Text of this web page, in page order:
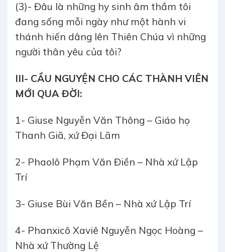
(3)- Đâu là những hy sinh âm thầm tôi
đang sống mỗi ngày như một hành vi
thánh hiến dâng lên Thiên Chúa vì những
người thân yêu của tôi?
III- CẦU NGUYỆN CHO CÁC THÀNH VIÊN
MỚI QUA ĐỜI:
1- Giuse Nguyễn Văn Thông – Giáo họ
Thanh Giã, xứ Đại Lãm
2- Phaolô Phạm Văn Điền – Nhà xứ Lập
Trí
3- Giuse Bùi Văn Bền – Nhà xứ Lập Trí
4- Phanxicô Xaviê Nguyễn Ngọc Hoàng –
Nhà xứ Thường Lệ